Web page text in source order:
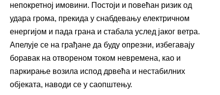
непокретној имовини. Постоји и повећан ризик од
удара грома, прекида у снабдевању електричном
енергијом и пада грана и стабала услед јаког ветра.
Апелује се на грађане да буду опрезни, избегавају
боравак на отвореном током невремена, као и
паркирање возила испод дрвећа и нестабилних
објеката, наводи се у саопштењу.